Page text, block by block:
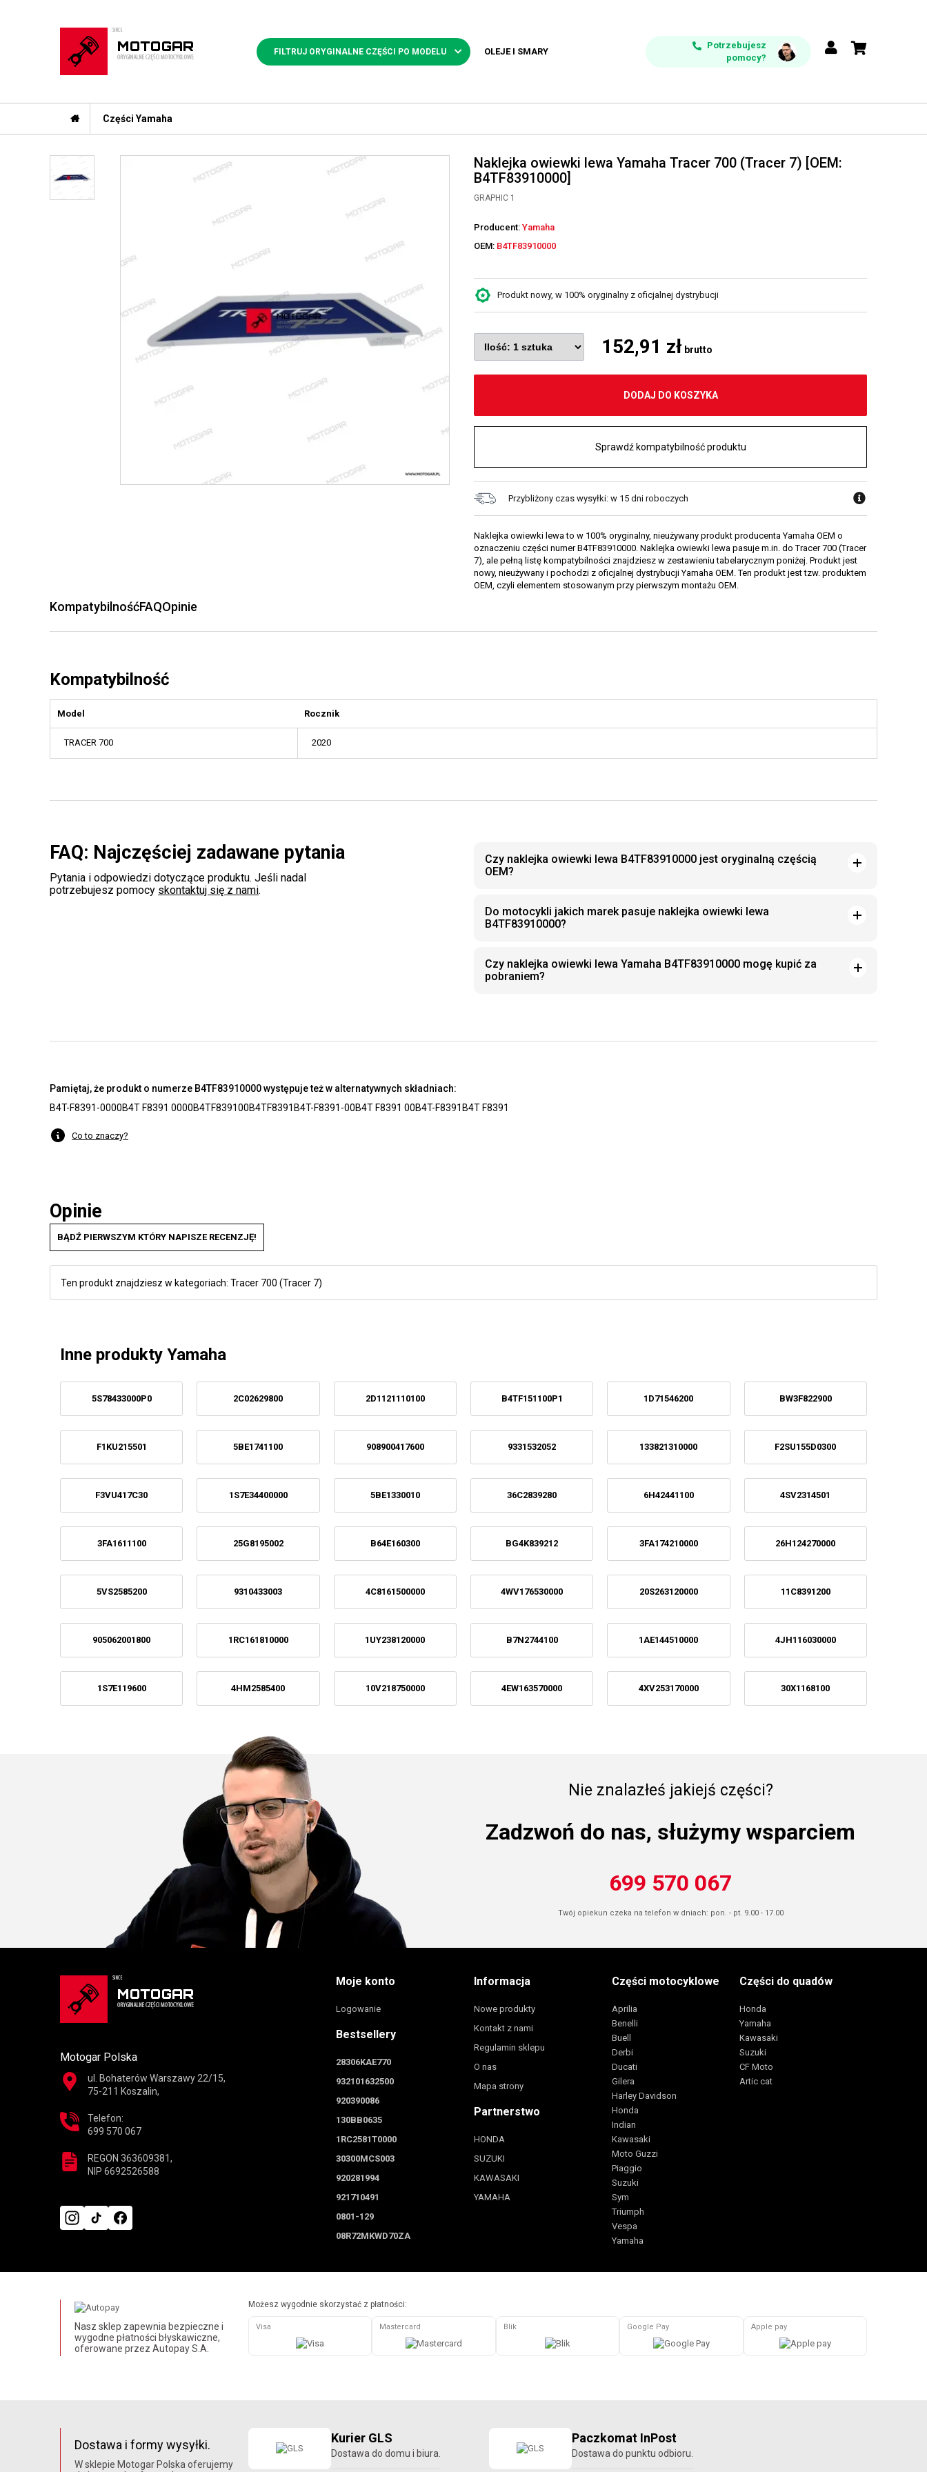
FILTRUJ ORYGINALNE CZĘŚCI PO MODELU OLEJE I SMARY
Potrzebujesz
pomocy?
Części Yamaha
Naklejka owiewki lewa Yamaha Tracer 700 (Tracer 7) [OEM:
B4TF83910000]
GRAPHIC 1
Producent: Yamaha
OEM: B4TF83910000
Produkt nowy, w 100% oryginalny z oficjalnej dystrybucji
152,91 zł brutto
DODAJ DO KOSZYKA
Sprawdź kompatybilność produktu
Przybliżony czas wysyłki: w 15 dni roboczych
Naklejka owiewki lewa to w 100% oryginalny, nieużywany produkt producenta Yamaha OEM o
oznaczeniu części numer B4TF83910000. Naklejka owiewki lewa pasuje m.in. do Tracer 700 (Tracer
7), ale pełną listę kompatybilności znajdziesz w zestawieniu tabelarycznym poniżej. Produkt jest
nowy, nieużywany i pochodzi z oficjalnej dystrybucji Yamaha OEM. Ten produkt jest tzw. produktem
OEM, czyli elementem stosowanym przy pierwszym montażu OEM.
KompatybilnośćFAQOpinie
Kompatybilność
Model Rocznik
TRACER 700 2020
FAQ: Najczęściej zadawane pytania
Pytania i odpowiedzi dotyczące produktu. Jeśli nadal
potrzebujesz pomocy skontaktuj się z nami.
Czy naklejka owiewki lewa B4TF83910000 jest oryginalną częścią
OEM?
Do motocykli jakich marek pasuje naklejka owiewki lewa
B4TF83910000?
Czy naklejka owiewki lewa Yamaha B4TF83910000 mogę kupić za
pobraniem?
Pamiętaj, że produkt o numerze B4TF83910000 występuje też w alternatywnych składniach:
B4T-F8391-0000B4T F8391 0000B4TF839100B4TF8391 B4T-F8391-00B4T F8391 00B4T-F8391 B4T F8391
Co to znaczy?
Opinie
BĄDŹ PIERWSZYM KTÓRY NAPISZE RECENZJĘ!
Ten produkt znajdziesz w kategoriach: Tracer 700 (Tracer 7)
Inne produkty Yamaha
5S78433000P0 2C02629800 2D1121110100 B4TF151100P1 1D71546200 BW3F822900
F1KU215501 5BE1741100 908900417600 9331532052 133821310000 F2SU155D0300
F3VU417C30 1S7E34400000 5BE1330010 36C2839280 6H42441100 4SV2314501
3FA1611100 25G8195002 B64E160300 BG4K839212 3FA174210000 26H124270000
5VS2585200 9310433003 4C8161500000 4WV176530000 20S263120000 11C8391200
905062001800 1RC161810000 1UY238120000 B7N2744100 1AE144510000 4JH116030000
1S7E119600 4HM2585400 10V218750000 4EW163570000 4XV253170000 30X1168100
Nie znalazłeś jakiejś części?
Zadzwoń do nas, służymy wsparciem
699 570 067
Twój opiekun czeka na telefon w dniach: pon. - pt. 9.00 - 17.00
Motogar Polska
ul. Bohaterów Warszawy 22/15,
75-211 Koszalin,
Telefon:
699 570 067
REGON 363609381,
NIP 6692526588
Moje konto
Logowanie
Bestsellery
28306KAE770
932101632500
920390086
130BB0635
1RC2581T0000
30300MCS003
920281994
921710491
0801-129
08R72MKWD70ZA
Informacja
Nowe produkty
Kontakt z nami
Regulamin sklepu
O nas
Mapa strony
Partnerstwo
HONDA
SUZUKI
KAWASAKI
YAMAHA
Części motocyklowe
Aprilia
Benelli
Buell
Derbi
Ducati
Gilera
Harley Davidson
Honda
Indian
Kawasaki
Moto Guzzi
Piaggio
Suzuki
Sym
Triumph
Vespa
Yamaha
Części do quadów
Honda
Yamaha
Kawasaki
Suzuki
CF Moto
Artic cat
Nasz sklep zapewnia bezpieczne i
wygodne płatności błyskawiczne,
oferowane przez Autopay S.A.
Możesz wygodnie skorzystać z płatności:
Visa Mastercard Blik Google Pay Apple pay
Dostawa i formy wysyłki.
W sklepie Motogar Polska oferujemy
Kurier GLS
Dostawa do domu i biura.
Paczkomat InPost
Dostawa do punktu odbioru.